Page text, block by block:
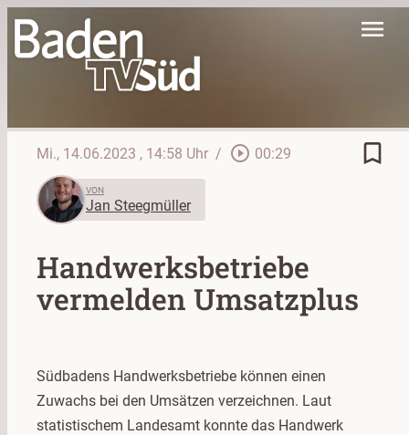
menu
Mi., 14.06.2023 , 14:58 Uhr / play_circle_outline 00:29 bookmark_border
VON
Jan Steegmüller
Handwerksbetriebe
vermelden Umsatzplus
Südbadens Handwerksbetriebe können einen
Zuwachs bei den Umsätzen verzeichnen. Laut
statistischem Landesamt konnte das Handwerk